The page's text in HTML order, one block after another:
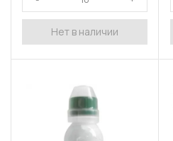
Нет в наличии